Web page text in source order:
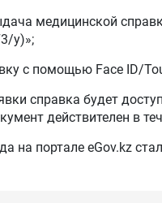
медицинской
у)»;
с помощью Face ID/
справка будет
действителен в
на портале eGov.kz